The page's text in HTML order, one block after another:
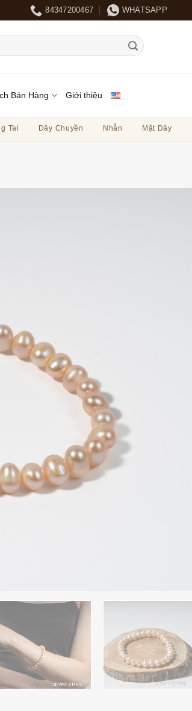
84347200467 WHATSAPP
Bán Hàng Giới thiệu
Tai Dây Chuyền Nhẫn Mặt Dây